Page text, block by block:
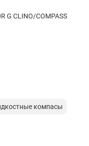
G CLINO/COMPASS
компасы